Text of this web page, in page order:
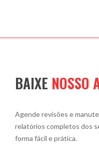
BAIXE NOSSO
Agende revisões e
relatórios completos dos
forma fácil e prática.